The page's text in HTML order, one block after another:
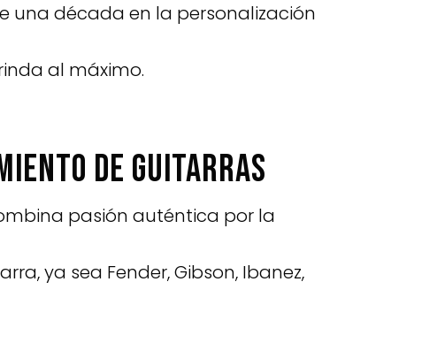
una década en la personalización
al máximo.
de guitarras
pasión auténtica por la
ya sea Fender, Gibson, Ibanez,